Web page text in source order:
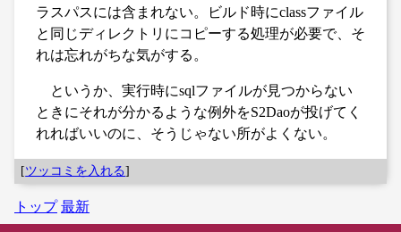
ラスパスには含まれない。ビルド時にclassファイル
と同じディレクトリにコピーする処理が必要で、そ
れは忘れがちな気がする。
というか、実行時にsqlファイルが見つからない
ときにそれが分かるような例外をS2Daoが投げてく
れればいいのに、そうじゃない所がよくない。
[ツッコミを入れる]
トップ 最新